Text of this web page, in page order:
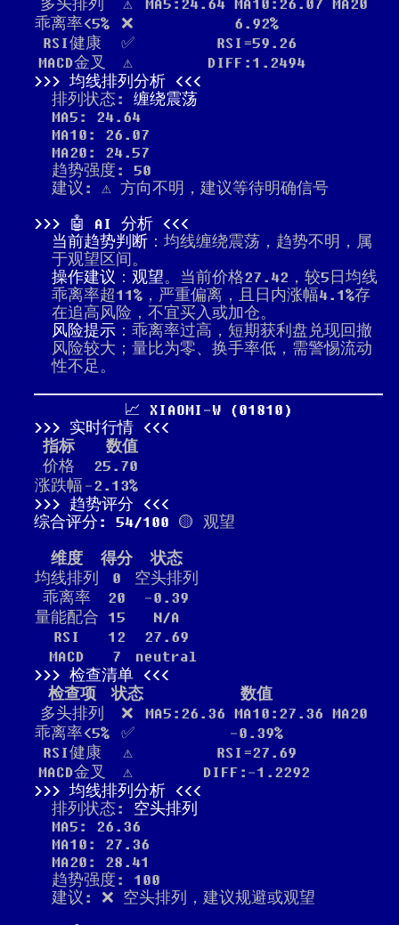
多头排列
⚠️
MA5:24.64 MA10:26.07 MA20
乖离率<5%
❌
6.92%
RSI健康
✅
RSI=59.26
MACD金叉
⚠️
DIFF:1.2494
均线排列分析
排列状态: 缠绕震荡
MA5: 24.64
MA10: 26.07
MA20: 24.57
趋势强度: 50
建议: ⚠️ 方向不明，建议等待明确信号
🤖 AI 分析
当前趋势判断 ：均线缠绕震荡，趋势不明，属
于观望区间。
操作建议 ： 观望。当前价格27.42，较5日均线
乖离率超11%，严重偏离，且日内涨幅4.1%存
在追高风险，不宜买入或加仓。
风险提示 ：乖离率过高，短期获利盘兑现回撤
风险较大；量比为零、换手率低，需警惕流动
性不足。
📈 XIAOMI-W (01810)
实时行情
指标
数值
价格
25.70
涨跌幅 -2.13%
趋势评分
综合评分: 54/100 🟡 观望
维度 得分
状态
均线排列
0
空头排列
乖离率
20
-0.39
量能配合 15
N/A
RSI
12
27.69
MACD
7
neutral
检查清单
检查项
状态
数值
多头排列
❌
MA5:26.36 MA10:27.36 MA20
乖离率<5%
✅
-0.39%
RSI健康
⚠️
RSI=27.69
MACD金叉
⚠️
DIFF:-1.2292
均线排列分析
排列状态: 空头排列
MA5: 26.36
MA10: 27.36
MA20: 28.41
趋势强度: 100
建议: ❌ 空头排列，建议规避或观望